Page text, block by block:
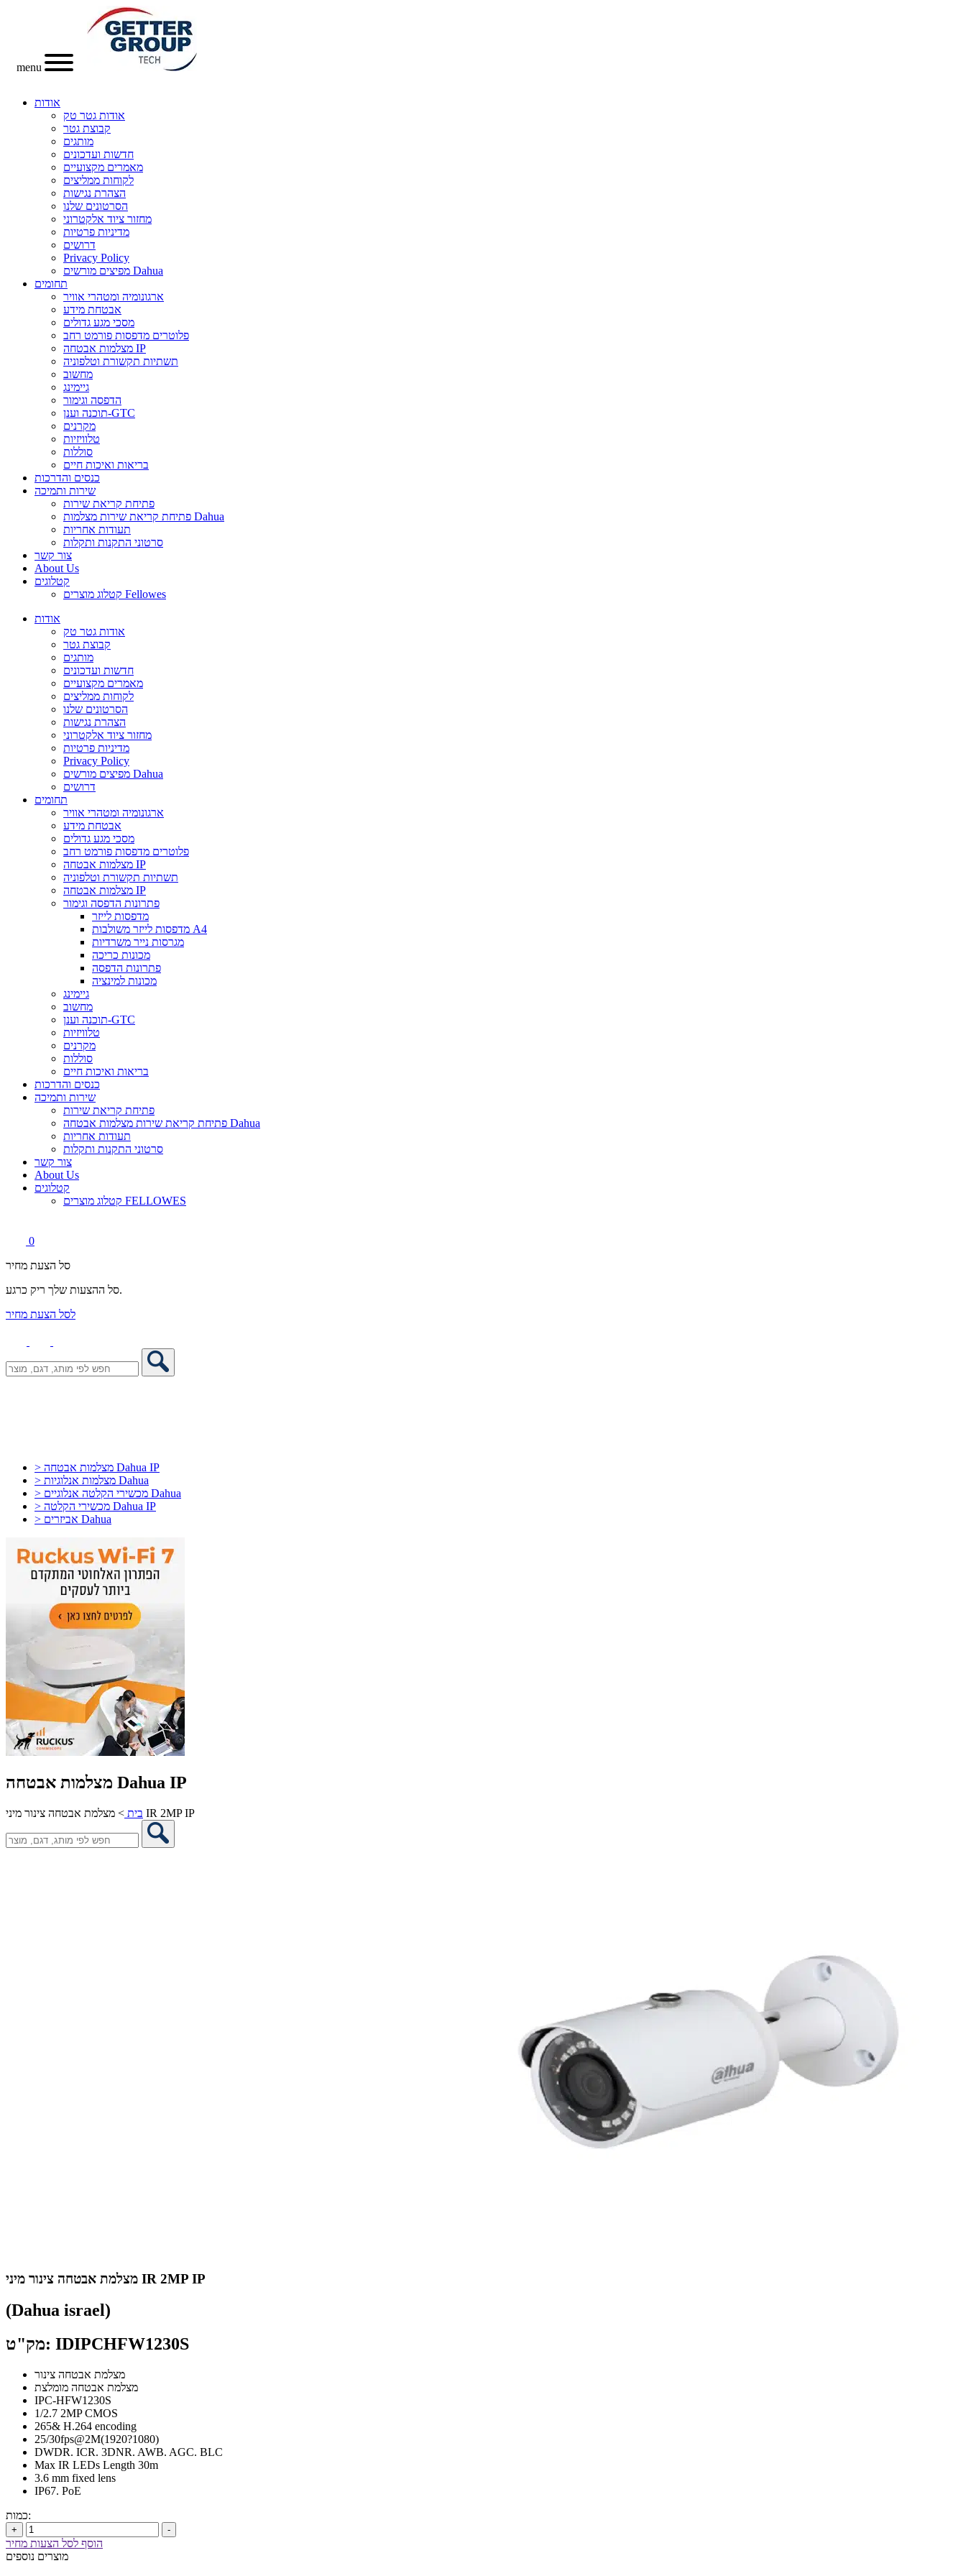
menu
אודות
אודות גטר טק
קבוצת גטר
מותגים
חדשות ועדכונים
מאמרים מקצועיים
לקוחות ממליצים
הצהרת נגישות
הסרטונים שלנו
מחזור ציוד אלקטרוני
מדיניות פרטיות
דרושים
Privacy Policy
מפיצים מורשים Dahua
תחומים
ארגונומיה ומטהרי אוויר
אבטחת מידע
מסכי מגע גדולים
פלוטרים מדפסות פורמט רחב
מצלמות אבטחה IP
תשתיות תקשורת וטלפוניה
מחשוב
גיימינג
הדפסה וגימור
תוכנה וענן-GTC
מקרנים
טלוויזיות
סוללות
בריאות ואיכות חיים
כנסים והדרכות
שירות ותמיכה
פתיחת קריאת שירות
פתיחת קריאת שירות מצלמות Dahua
תעודות אחריות
סרטוני התקנות ותקלות
צור קשר
About Us
קטלוגים
קטלוג מוצרים Fellowes
אודות
אודות גטר טק
קבוצת גטר
מותגים
חדשות ועדכונים
מאמרים מקצועיים
לקוחות ממליצים
הסרטונים שלנו
הצהרת נגישות
מחזור ציוד אלקטרוני
מדיניות פרטיות
Privacy Policy
מפיצים מורשים Dahua
דרושים
תחומים
ארגונומיה ומטהרי אוויר
אבטחת מידע
מסכי מגע גדולים
פלוטרים מדפסות פורמט רחב
מצלמות אבטחה IP
תשתיות תקשורת וטלפוניה
מצלמות אבטחה IP
פתרונות הדפסה וגימור
מדפסות לייזר
מדפסות לייזר משולבות A4
מגרסות נייר משרדיות
מכונות כריכה
פתרונות הדפסה
מכונות למינציה
גיימינג
מחשוב
תוכנה וענן-GTC
טלוויזיות
מקרנים
סוללות
בריאות ואיכות חיים
כנסים והדרכות
שירות ותמיכה
פתיחת קריאת שירות
פתיחת קריאת שירות מצלמות אבטחה Dahua
תעודות אחריות
סרטוני התקנות ותקלות
צור קשר
About Us
קטלוגים
קטלוג מוצרים FELLOWES
0
סל הצעת מחיר
סל ההצעות שלך ריק כרגע.
לסל הצעת מחיר
> מצלמות אבטחה Dahua IP
> מצלמות אנלוגיות Dahua
> מכשירי הקלטה אנלוגיים Dahua
> מכשירי הקלטה Dahua IP
> אביזרים Dahua
מצלמות אבטחה Dahua IP
בית > מצלמת אבטחה צינור מיני IR 2MP IP
מצלמת אבטחה צינור מיני IR 2MP IP
(Dahua israel)
מק"ט: IDIPCHFW1230S
מצלמת אבטחה מומלצת
IPC-HFW1230S
1/2.7 2MP CMOS
265& H.264 encoding
25/30fps@2M(1920?1080)
DWDR. ICR. 3DNR. AWB. AGC. BLC
Max IR LEDs Length 30m
3.6 mm fixed lens
IP67. PoE
כמות:
+ -
הוסף לסל הצעות מחיר
מוצרים נוספים